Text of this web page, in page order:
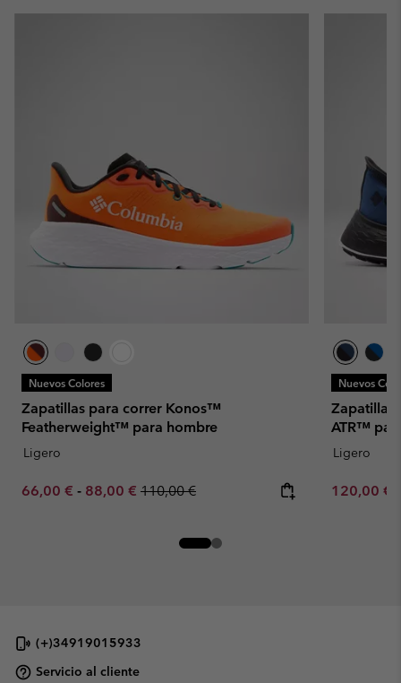
Nuevos Colores
Zapatillas para correr Konos™
Featherweight™ para hombre
Ligero
Minimum sale price:
66,00 € - Maximum sale price:
88,00 € Regular price:
110,00 €
Nuevos
Zapatillas
ATR™
Ligero
Minimum
120,00 €
(+)34919015933
Servicio al cliente